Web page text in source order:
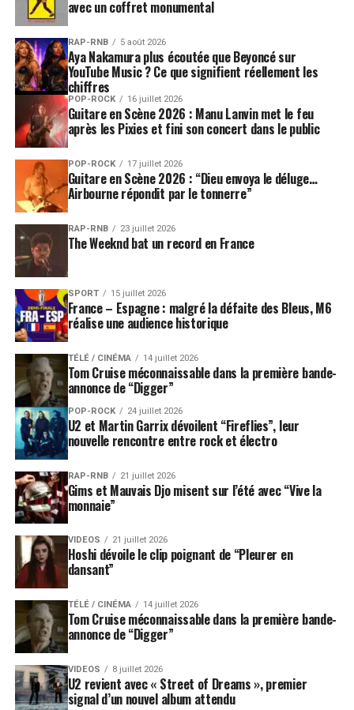
avec un coffret monumental
RAP-RNB 5 août 2026
Aya Nakamura plus écoutée que Beyoncé sur
YouTube Music ? Ce que signifient réellement les
chiffres
POP-ROCK 16 juillet 2026
Guitare en Scène 2026 : Manu Lanvin met le feu
après les Pixies et fini son concert dans le public
POP-ROCK 17 juillet 2026
Guitare en Scène 2026 : “Dieu envoya le déluge…
Airbourne répondit par le tonnerre”
RAP-RNB 23 juillet 2026
The Weeknd bat un record en France
SPORT 15 juillet 2026
France – Espagne : malgré la défaite des Bleus, M6
réalise une audience historique
TÉLÉ / CINÉMA 14 juillet 2026
Tom Cruise méconnaissable dans la première bande-
annonce de “Digger”
POP-ROCK 24 juillet 2026
U2 et Martin Garrix dévoilent “Fireflies”, leur
nouvelle rencontre entre rock et électro
RAP-RNB 21 juillet 2026
Gims et Mauvais Djo misent sur l’été avec “Vive la
monnaie”
VIDEOS 21 juillet 2026
Hoshi dévoile le clip poignant de “Pleurer en
dansant”
TÉLÉ / CINÉMA 14 juillet 2026
Tom Cruise méconnaissable dans la première bande-
annonce de “Digger”
VIDEOS 8 juillet 2026
U2 revient avec « Street of Dreams », premier
signal d’un nouvel album attendu